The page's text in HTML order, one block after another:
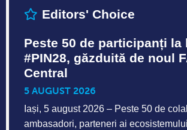
Editors' Choice
Peste 50 de participanți la
#PIN28, găzduită de noul
Central
5 AUGUST 2026
Iași, 5 august 2026 – Peste 50 de
ambasadori, parteneri ai